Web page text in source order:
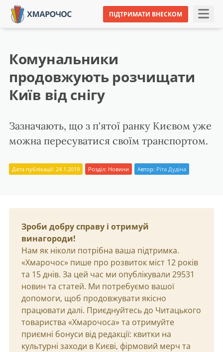
ПІДТРИМАТИ ВНЕСКОМ
Комунальники
продовжують розчищати
Київ від снігу
Зазначають, що з п'ятої ранку Києвом уже
можна пересуватися своїм транспортом.
Дата публікації: 24.1.2019 Розділ: Новини Автор: Ріта Дудіна
Зроби добру справу і отримуй
винагороди!
Нам як ніколи потрібна ваша підтримка.
«Хмарочос» пише про розвиток міст 12 років
та 15 днів. За цей час ми опублікували 29531
новин та статей. Ми потребуємо вашої
допомоги, щоб продовжувати якісно
працювати далі. Приєднуйтесь до Читацького
товариства «Хмарочоса» та отримуйте
приємні бонуси від редакції: квитки на
культурні заходи в Києві, фірмовий мерч та